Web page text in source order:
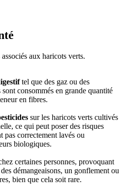
aux haricots verts.
tel que des gaz ou des
consommés en grande quantité
en fibres.
sur les haricots verts cultivés
ce qui peut poser des risques
pas correctement lavés ou
biologiques.
certaines personnes, provoquant
démangeaisons, un gonflement ou
bien que cela soit rare.